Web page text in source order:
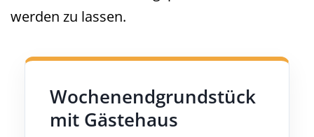
werden zu lassen.
Wochenendgrundstück
mit Gästehaus